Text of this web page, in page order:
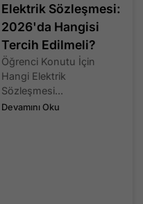
Elektrik Sözleşmesi:
2026'da Hangisi
Tercih Edilmeli?
Öğrenci Konutu İçin
Hangi Elektrik
Sözleşmesi...
Devamını Oku